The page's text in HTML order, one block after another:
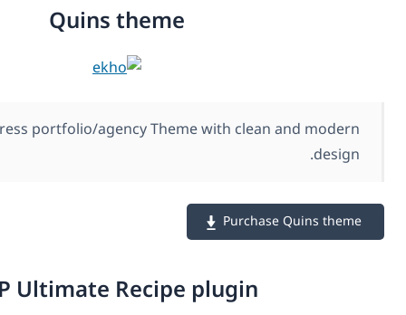
Creative WordPress portfolio/agency Theme with
WP Ultimate Recipe